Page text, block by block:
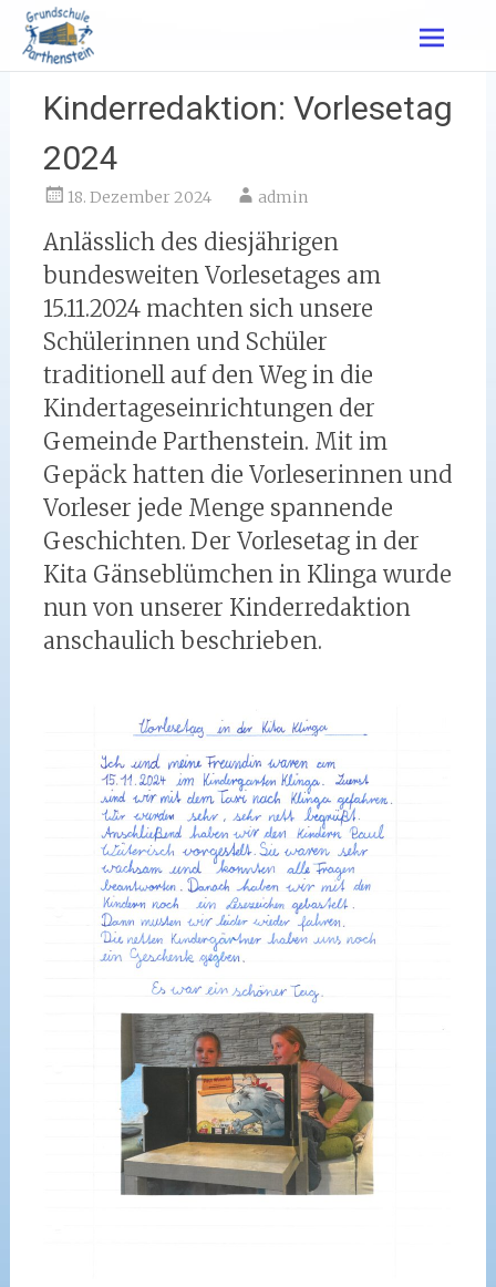
Zum
Inhalt
springen
Kinderredaktion: Vorlesetag
2024
18. Dezember 2024 admin
Anlässlich des diesjährigen
bundesweiten Vorlesetages am
15.11.2024 machten sich unsere
Schülerinnen und Schüler
traditionell auf den Weg in die
Kindertageseinrichtungen der
Gemeinde Parthenstein. Mit im
Gepäck hatten die Vorleserinnen und
Vorleser jede Menge spannende
Geschichten. Der Vorlesetag in der
Kita Gänseblümchen in Klinga wurde
nun von unserer Kinderredaktion
anschaulich beschrieben.